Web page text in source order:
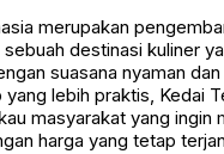
merupakan
sebuah destinasi kuliner
suasana nyaman
lebih praktis, Kedai
masyarakat yang ingin
harga yang tetap